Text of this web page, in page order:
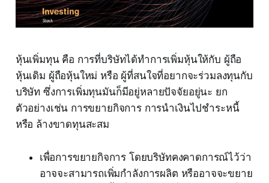
หุ้นเพิ่มทุน คือ การที่บริษัทได้ทำการเพิ่มหุ้นให้กับ ผู้ถือ
หุ้นเดิม ผู้ถือหุ้นใหม่ หรือ ผู้ที่สนใจที่อยากจะร่วมลงทุนกับ
บริษัท ซึ่งการเพิ่มทุนมันก็มีอยู่หลายปัจจัยอยู่นะ ยก
ตัวอย่างเช่น การขยายกิจการ การนำเงินไปชำระหนี้
หรือ ล้างขาดทุนสะสม
เพื่อการขยายกิจการ โดยบริษัทคงคาดการณ์ไว้ว่า
อาจจะสามารถเพิ่มกำลังการผลิต หรืออาจจะขยาย